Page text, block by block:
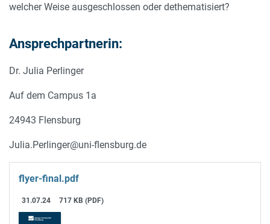
welcher Weise ausgeschlossen oder dethematisiert?
Ansprechpartnerin:
Dr. Julia Perlinger
Auf dem Campus 1a
24943 Flensburg
Julia.Perlinger@uni-flensburg.de
flyer-final.pdf
31.07.24 717 KB (PDF)